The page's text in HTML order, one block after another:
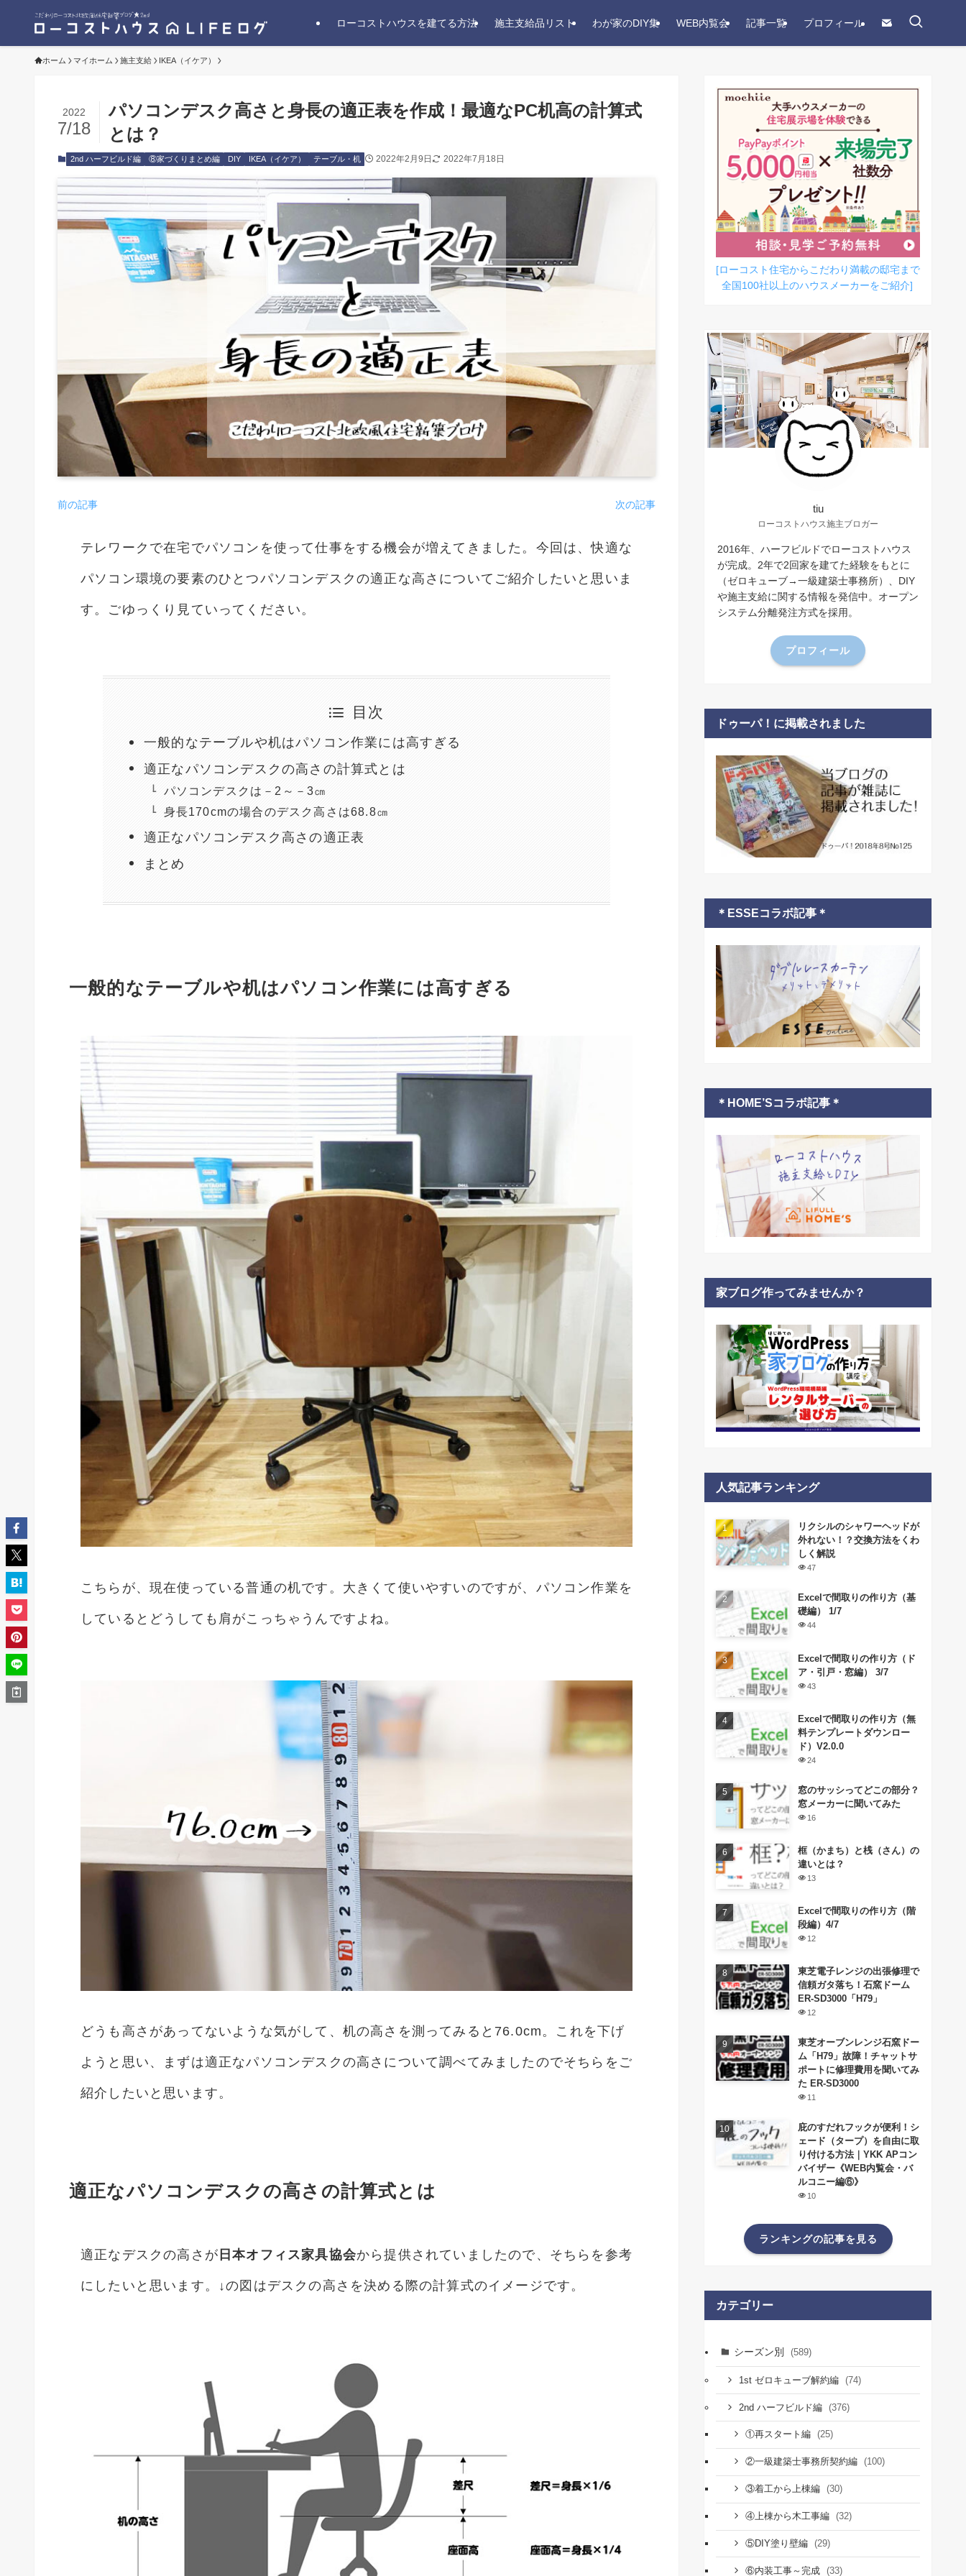
ローコストハウスを建てる方法 施主支給品リスト わが家のDIY集 WEB内覧会 記事一覧 プロフィール
ホーム マイホーム 施主支給 IKEA（イケア）
パソコンデスク高さと身長の適正表を作成！最適なPC机高の計算式
とは？
2022
7/18
2nd ハーフビルド編 ⑧家づくりまとめ編 DIY IKEA（イケア） テーブル・机 2022年2月9日 2022年7月18日
前の記事 次の記事
テレワークで在宅でパソコンを使って仕事をする機会が増えてきました。今回は、快適な
パソコン環境の要素のひとつパソコンデスクの適正な高さについてご紹介したいと思いま
す。ごゆっくり見ていってください。
目次
一般的なテーブルや机はパソコン作業には高すぎる
適正なパソコンデスクの高さの計算式とは
パソコンデスクは－2～－3㎝
身長170cmの場合のデスク高さは68.8㎝
適正なパソコンデスク高さの適正表
まとめ
一般的なテーブルや机はパソコン作業には高すぎる
こちらが、現在使っている普通の机です。大きくて使いやすいのですが、パソコン作業を
しているとどうしても肩がこっちゃうんですよね。
どうも高さがあってないような気がして、机の高さを測ってみると76.0cm。これを下げ
ようと思い、まずは適正なパソコンデスクの高さについて調べてみましたのでそちらをご
紹介したいと思います。
適正なパソコンデスクの高さの計算式とは
適正なデスクの高さが 日本オフィス家具協会から提供されていましたので、そちらを参考
にしたいと思います。↓の図はデスクの高さを決める際の計算式のイメージです。
[ローコスト住宅からこだわり満載の邸宅まで
全国100社以上のハウスメーカーをご紹介]
tiu
ローコストハウス施主ブロガー
2016年、ハーフビルドでローコストハウス
が完成。2年で2回家を建てた経験をもとに
（ゼロキューブ→一級建築士事務所）、DIY
や施主支給に関する情報を発信中。オープン
システム分離発注方式を採用。
プロフィール
ドゥーパ！に掲載されました
＊ESSEコラボ記事＊
＊HOME’Sコラボ記事＊
家ブログ作ってみませんか？
人気記事ランキング
リクシルのシャワーヘッドが
外れない！？交換方法をくわ
しく解説
47
Excelで間取りの作り方（基
礎編） 1/7
44
Excelで間取りの作り方（ド
ア・引戸・窓編） 3/7
43
Excelで間取りの作り方（無
料テンプレートダウンロー
ド）V2.0.0
24
窓のサッシってどこの部分？
窓メーカーに聞いてみた
16
框（かまち）と桟（さん）の
違いとは？
13
Excelで間取りの作り方（階
段編）4/7
12
東芝電子レンジの出張修理で
信頼ガタ落ち！石窯ドーム
ER-SD3000「H79」
12
東芝オーブンレンジ石窯ドー
ム「H79」故障！チャットサ
ポートに修理費用を聞いてみ
た ER-SD3000
11
庇のすだれフックが便利！シ
ェード（タープ）を自由に取
り付ける方法｜YKK APコン
バイザー《WEB内覧会・バ
ルコニー編⑥》
10
ランキングの記事を見る
カテゴリー
シーズン別 (589)
1st ゼロキューブ解約編 (74)
2nd ハーフビルド編 (376)
①再スタート編 (25)
②一級建築士事務所契約編 (100)
③着工から上棟編 (30)
④上棟から木工事編 (32)
⑤DIY塗り壁編 (29)
⑥内装工事～完成 (33)